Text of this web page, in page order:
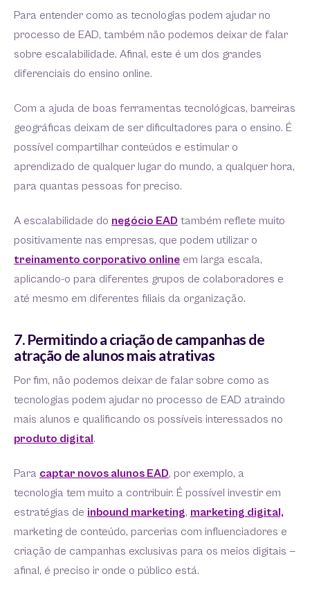
Para entender como as tecnologias podem ajudar no
processo de EAD, também não podemos deixar de falar
sobre escalabilidade. Afinal, este é um dos grandes
diferenciais do ensino online.
Com a ajuda de boas ferramentas tecnológicas, barreiras
geográficas deixam de ser dificultadores para o ensino. É
possível compartilhar conteúdos e estimular o
aprendizado de qualquer lugar do mundo, a qualquer hora,
para quantas pessoas for preciso.
A escalabilidade do negócio EAD também reflete muito
positivamente nas empresas, que podem utilizar o
treinamento corporativo online em larga escala,
aplicando-o para diferentes grupos de colaboradores e
até mesmo em diferentes filiais da organização.
7. Permitindo a criação de campanhas de
atração de alunos mais atrativas
Por fim, não podemos deixar de falar sobre como as
tecnologias podem ajudar no processo de EAD atraindo
mais alunos e qualificando os possíveis interessados no
produto digital.
Para captar novos alunos EAD, por exemplo, a
tecnologia tem muito a contribuir. É possível investir em
estratégias de inbound marketing, marketing digital,
marketing de conteúdo, parcerias com influenciadores e
criação de campanhas exclusivas para os meios digitais —
afinal, é preciso ir onde o público está.